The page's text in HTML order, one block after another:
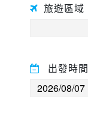
世界臻旅
旅遊區域
出發時間